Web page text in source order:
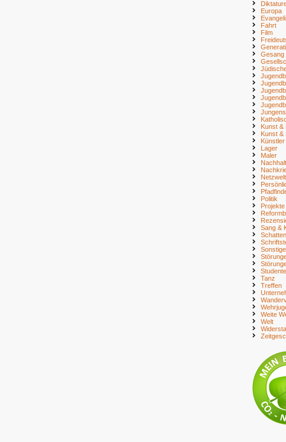
Europa
Fahrt
Film
Gesang
Kunst &
Kunst &
Künstler
Lager
Maler
Netzwelt
Politik
Projekte
Sang &
Schatten
Tanz
Treffen
Weite
Welt